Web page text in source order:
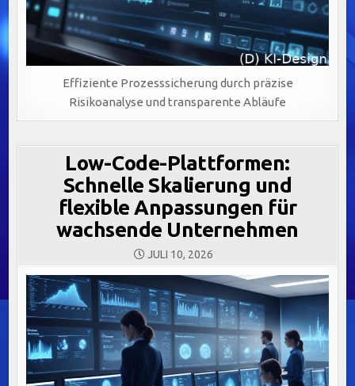
Effiziente Prozesssicherung durch präzise
Risikoanalyse und transparente Abläufe
Low-Code-Plattformen:
Schnelle Skalierung und
flexible Anpassungen für
wachsende Unternehmen
JULI 10, 2026